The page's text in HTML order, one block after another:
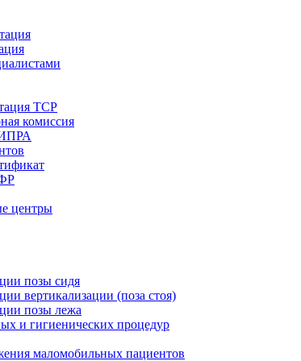
ТСР
комиссия
ИПРА
центры
позы сидя
вертикализации (поза стоя)
позы лежа
и гигиенических процедур
маломобильных пациентов